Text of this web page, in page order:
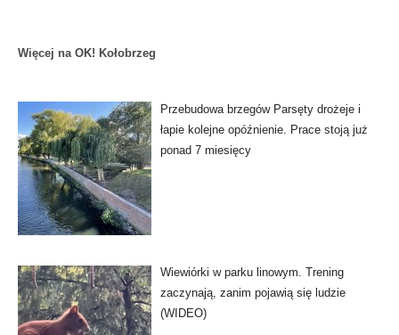
Więcej na OK! Kołobrzeg
Przebudowa brzegów Parsęty drożeje i
łapie kolejne opóźnienie. Prace stoją już
ponad 7 miesięcy
Wiewiórki w parku linowym. Trening
zaczynają, zanim pojawią się ludzie
(WIDEO)